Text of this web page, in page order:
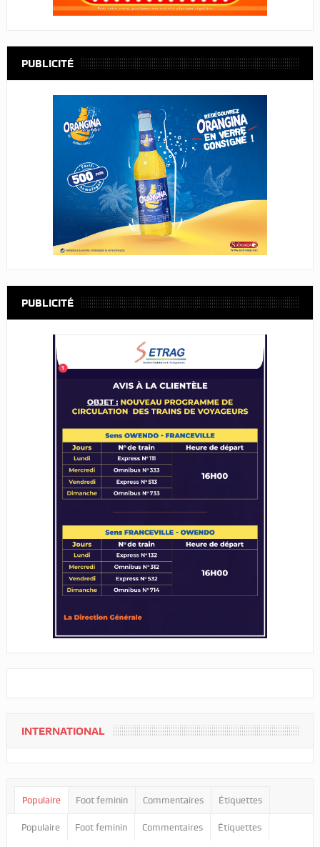
PUBLICITÉ
PUBLICITÉ
INTERNATIONAL
Populaire Foot feminin Commentaires Étiquettes
Populaire Foot feminin Commentaires Étiquettes